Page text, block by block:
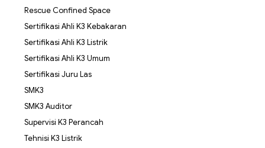
Rescue Confined Space
Sertifikasi Ahli K3 Kebakaran
Sertifikasi Ahli K3 Listrik
Sertifikasi Ahli K3 Umum
Sertifikasi Juru Las
SMK3
SMK3 Auditor
Supervisi K3 Perancah
Tehnisi K3 Listrik